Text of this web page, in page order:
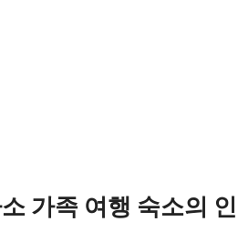
가족 여행 숙소의